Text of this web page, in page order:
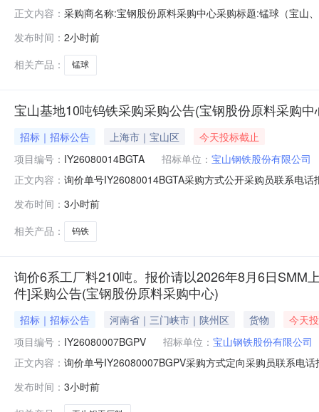
正文内容： 采购商名称:宝钢股份原料采购中心采购标题:锰球（宝山
发布时间： 2小时前
相关产品：
锰球
宝山基地10吨钨铁采购采购公告(宝钢股份原料采购中
招标｜招标公告 上海市｜宝山区
今天投标截止
项目编号： IY26080014BGTA 招标单位： 宝山钢铁股份有限公司
正文内容： 询价单号IY26080014BGTA采购方式公开采购员联系电
保证金额度：300000.0元三、商务条款：定价说明：湿
发布时间： 3小时前
相关产品：
钨铁
询价6系工厂料210吨。报价请以2026年8月6日SMM
件]采购公告(宝钢股份原料采购中心)
招标｜招标公告 河南省｜三门峡市｜陕州区 货物
今天
项目编号： IY26080007BGPV 招标单位： 宝山钢铁股份有限公司
正文内容： 询价单号IY26080007BGPV采购方式定向采购员联系电
度：0.0元三、商务条款：定价说明：湿公吨。限价类别
发布时间： 3小时前